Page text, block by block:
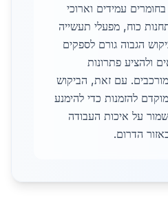
עמידים וארוכי
כוח, מפעלי תעשייה
הגבוה גורם לספקים
ולהציע פתרונות
עם זאת, הביקוש
להזמנות כדי להימנע
על איכות העבודה
הדרום.